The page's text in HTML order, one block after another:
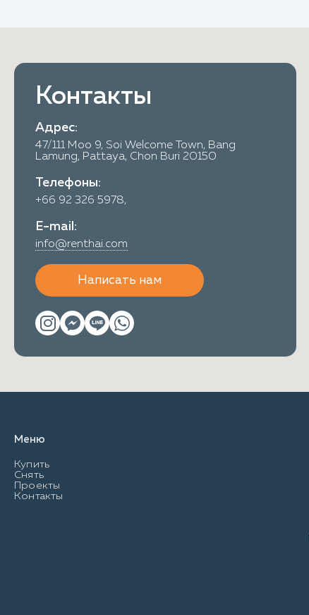
Контакты
Адрес:
47/111 Moo 9, Soi Welcome Town, Bang
Lamung, Pattaya, Chon Buri 20150
Телефоны:
+66 92 326 5978,
E-mail:
info@renthai.com
Написать нам
Меню
Купить
Снять
Проекты
Контакты